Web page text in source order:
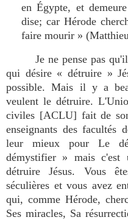
en Égypte, et
dise; car Hérode
faire mourir »
Je ne pense pas
qui désire « détruire »
possible. Mais il y a
veulent le détruire.
civiles [ACLU] fait de
enseignants des facultés
leur mieux pour Le
démystifier » mais
détruire Jésus. Vous
séculières et vous avez
qui, comme Hérode,
Ses miracles, Sa